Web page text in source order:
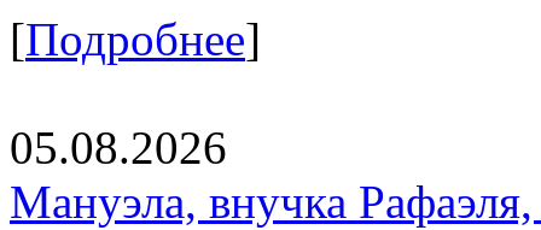
[Подробнее]
05.08.2026
Мануэла, внучка